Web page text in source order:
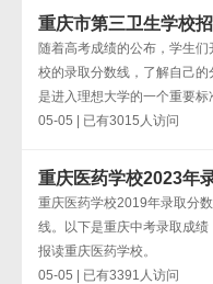
重庆市第三卫生学校
随着高考成绩的公布，学生
校的录取分数线，了解自己
是进入理想大学的一个重要标
05-05 | 已有3015人访问
重庆医药学校2023年
重庆医药学校2019年录取分
线。以下是重庆中考录取成
报读重庆医药学校。
05-05 | 已有3391人访问